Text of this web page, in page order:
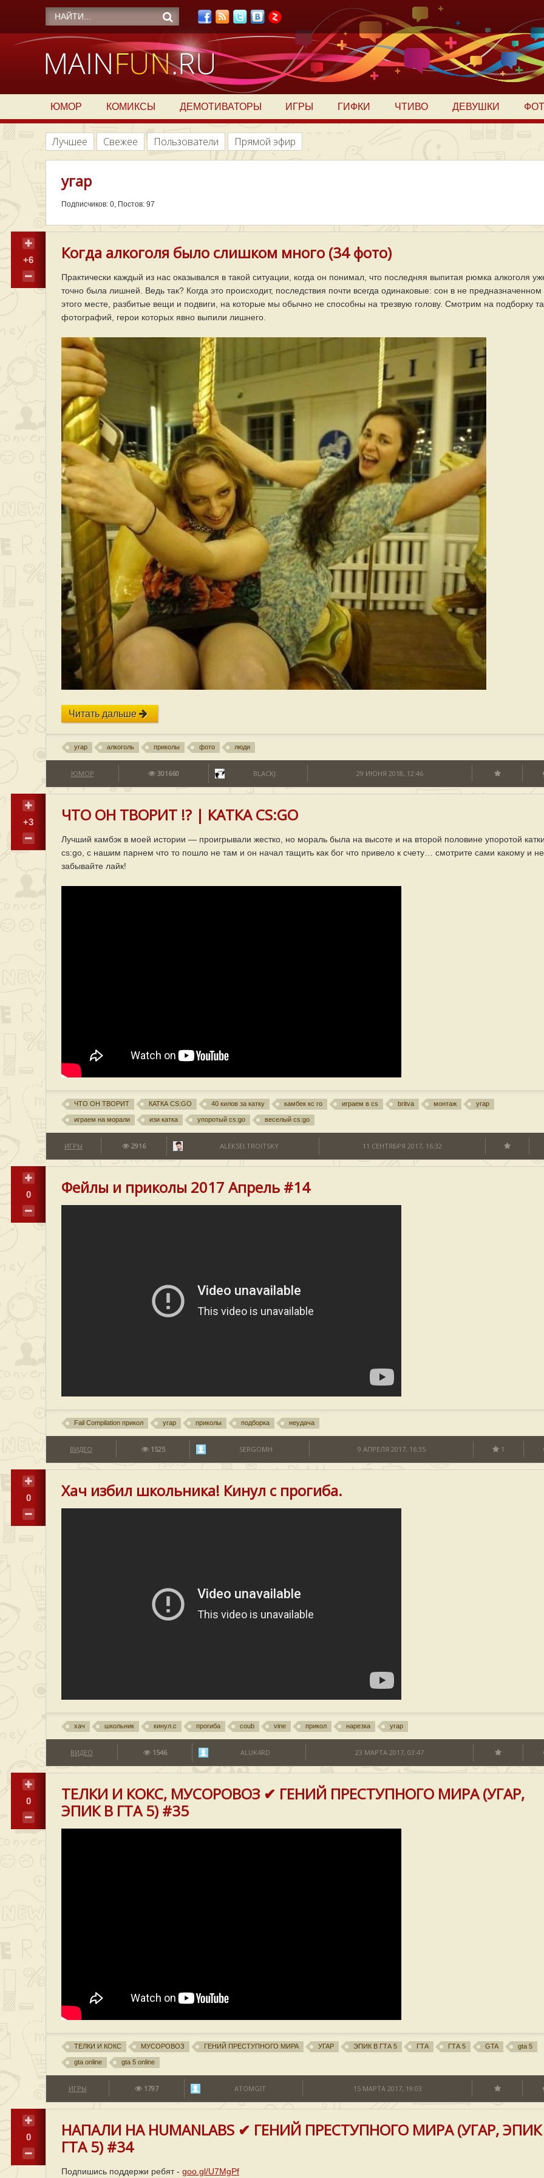
ЮМОР КОМИКСЫ ДЕМОТИВАТОРЫ ИГРЫ ГИФКИ ЧТИВО ДЕВУШКИ
Лучшее Свежее Пользователи Прямой эфир
угар
Подписчиков: 0, Постов: 97
+6 Когда алкоголя было слишком много (34 фото)
Практически каждый из нас оказывался в такой ситуации, когда он понимал, что последняя выпитая рюмка алкоголя
точно была лишней. Ведь так? Когда это происходит, последствия почти всегда одинаковые: сон в не предназначенном
этого месте, разбитые вещи и подвиги, на которые мы обычно не способны на трезвую голову. Смотрим на подборку
фотографий, герои которых явно выпили лишнего.
Читать дальше
угар алкоголь приколы фото люди
ЮМОР 301660 BLACKJ 29 ИЮНЯ 2018, 12:46
+3 ЧТО ОН ТВОРИТ !? | КАТКА CS:GO
Лучший камбэк в моей истории — проигрывали жестко, но мораль была на высоте и на второй половине упоротой
cs:go, с нашим парнем что то пошло не там и он начал тащить как бог что привело к счету… смотрите сами какому и не
забывайте лайк!
ЧТО ОН ТВОРИТ КАТКА CS:GO 40 килов за катку камбек кс го играем в cs britva монтаж угар
играем на морали изи катка упоротый cs:go веселый cs:go
ИГРЫ 2916 ALEKSEI.TROITSKY 11 СЕНТЯБРЯ 2017, 16:32
0 Фейлы и приколы 2017 Апрель #14
Fail Compilation прикол угар приколы подборка неудача
ВИДЕО 1525 SERGOMH 9 АПРЕЛЯ 2017, 16:35 1
0 Хач избил школьника! Кинул с прогиба.
хач школьник кинул.с прогиба coub vine прикол нарезка угар
ВИДЕО 1546 ALUK4RD 23 МАРТА 2017, 03:47
0
ТЕЛКИ И КОКС, МУСОРОВОЗ ✔ ГЕНИЙ ПРЕСТУПНОГО МИРА (УГАР,
ЭПИК В ГТА 5) #35
ТЕЛКИ И КОКС МУСОРОВОЗ ГЕНИЙ ПРЕСТУПНОГО МИРА УГАР ЭПИК В ГТА 5 ГТА ГТА 5 GTA gta 5
gta online gta 5 online
ИГРЫ 1797 ATOMGIT 15 МАРТА 2017, 19:03
0
НАПАЛИ НА HUMANLABS ✔ ГЕНИЙ ПРЕСТУПНОГО МИРА (УГАР,
ГТА 5) #34
Подпишись поддержи ребят - goo.gl/U7MgPf